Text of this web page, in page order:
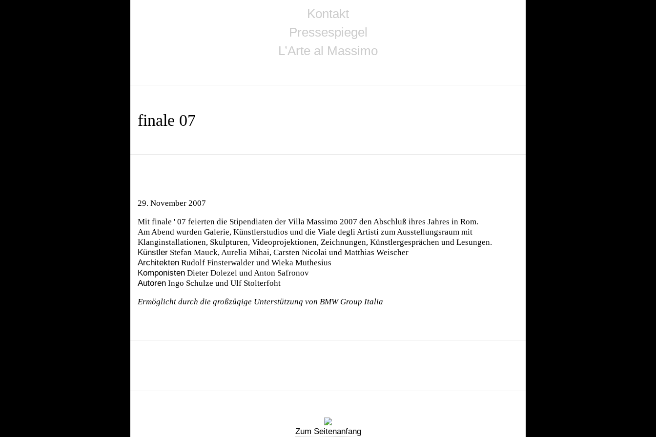
Kontakt
Pressespiegel
L’Arte al Massimo
finale 07
29. November 2007
Mit finale ' 07 feierten die Stipendiaten der Villa Massimo 2007 den Abschluß ihres Jahres in Rom.
Am Abend wurden Galerie, Künstlerstudios und die Viale degli Artisti zum Ausstellungsraum mit
Klanginstallationen, Skulpturen, Videoprojektionen, Zeichnungen, Künstlergesprächen und Lesungen.
Künstler Stefan Mauck, Aurelia Mihai, Carsten Nicolai und Matthias Weischer
Architekten Rudolf Finsterwalder und Wieka Muthesius
Komponisten Dieter Dolezel und Anton Safronov
Autoren Ingo Schulze und Ulf Stolterfoht
Ermöglicht durch die großzügige Unterstützung von BMW Group Italia
Zum Seitenanfang